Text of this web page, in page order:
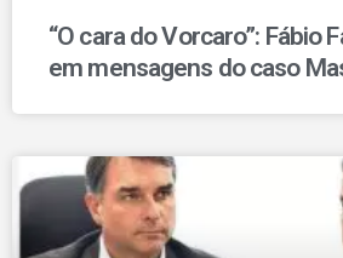
“O cara do Vorcaro”: Fábio
em mensagens do caso